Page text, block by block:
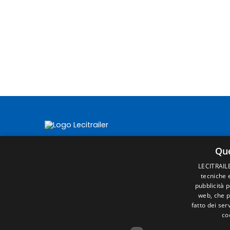
tecniche
pubblicità
web, che
fatto dei